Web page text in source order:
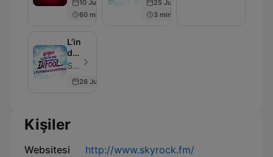
10 Jul 2026
60 min
25 Jun 2026
3 min
L’intégrale
du
Morning
Skyrock - Bölüm 998
26 Jun 2026
Kişiler
Websitesi
http://www.skyrock.fm/